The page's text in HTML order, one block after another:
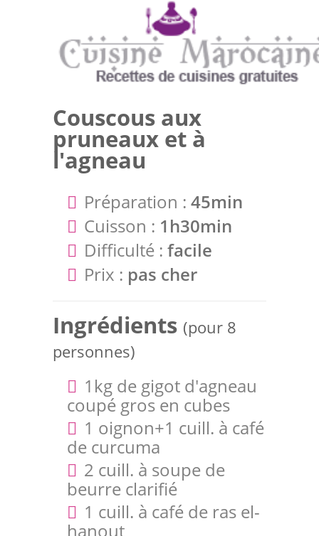
Couscous aux
pruneaux et à
l'agneau
Préparation : 45min
Cuisson : 1h30min
Difficulté : facile
Prix : pas cher
Ingrédients (pour 8
personnes)
1kg de gigot d'agneau
coupé gros en cubes
1 oignon+1 cuill. à café
de curcuma
2 cuill. à soupe de
beurre clarifié
1 cuill. à café de ras el-
hanout